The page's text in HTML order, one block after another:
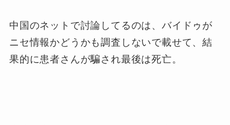
中国のネットで討論してるのは、バイドゥが
ニセ情報かどうかも調査しないで載せて、結
果的に患者さんが騙され最後は死亡。